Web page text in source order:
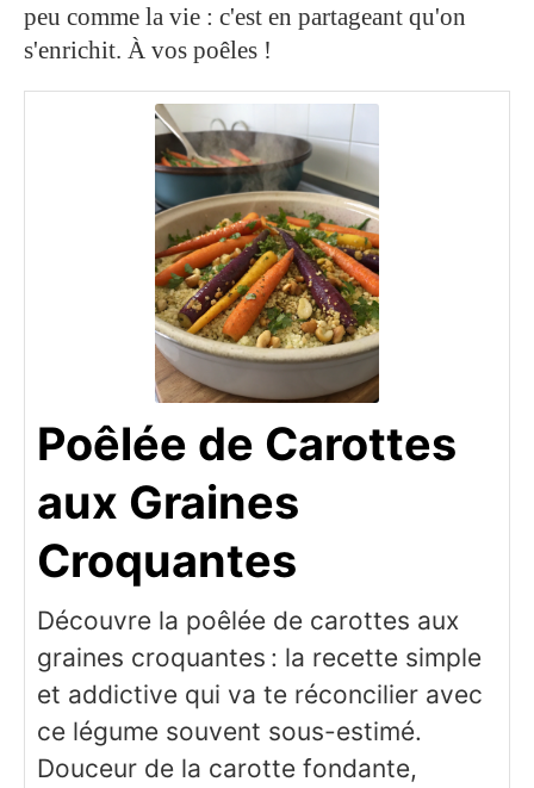
peu comme la vie : c'est en partageant qu'on
s'enrichit. À vos poêles !
Poêlée de Carottes
aux Graines
Croquantes
Découvre la poêlée de carottes aux
graines croquantes : la recette simple
et addictive qui va te réconcilier avec
ce légume souvent sous-estimé.
Douceur de la carotte fondante,